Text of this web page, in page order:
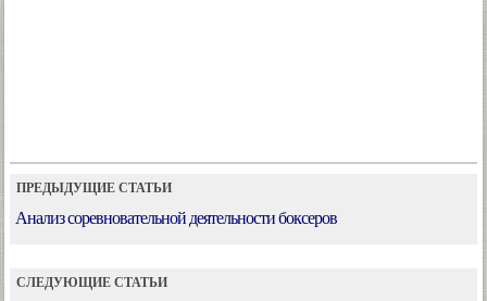
ПРЕДЫДУЩИЕ СТАТЬИ
Анализ соревновательной деятельности боксеров
СЛЕДУЮЩИЕ СТАТЬИ